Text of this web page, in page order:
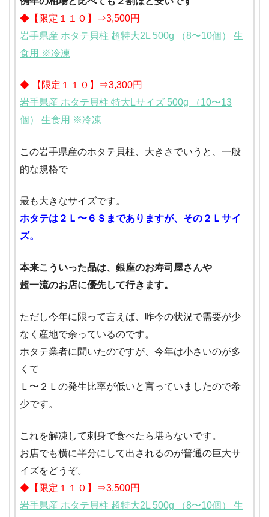
◆【限定１１０】⇒3,500円
岩手県産 ホタテ貝柱 超特大2L 500g （8〜10個） 生
食用 ※冷凍
◆ 【限定１１０】⇒3,300円
岩手県産 ホタテ貝柱 特大Lサイズ 500g （10〜13
個） 生食用 ※冷凍
この岩手県産のホタテ貝柱、大きさでいうと、一般
的な規格で
最も大きなサイズです。
ホタテは２Ｌ〜６Ｓまでありますが、その２Ｌサイ
ズ。
本来こういった品は、銀座のお寿司屋さんや
超一流のお店に優先して行きます。
ただし今年に限って言えば、昨今の状況で需要が少
なく産地で余っているのです。
ホタテ業者に聞いたのですが、今年は小さいのが多
くて
Ｌ〜２Ｌの発生比率が低いと言っていましたので希
少です。
これを解凍して刺身で食べたら堪らないです。
お店でも横に半分にして出されるのが普通の巨大サ
イズをどうぞ。
◆【限定１１０】⇒3,500円
岩手県産 ホタテ貝柱 超特大2L 500g （8〜10個） 生